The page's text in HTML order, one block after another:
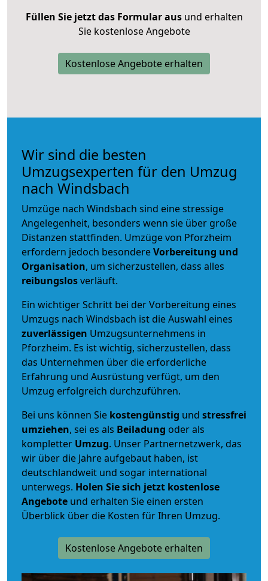
Füllen Sie jetzt das Formular ausund erhalten
Sie kostenlose Angebote
Kostenlose Angebote erhalten
Wir sind die besten
Umzugsexperten für den Umzug
nach Windsbach
Umzüge nach Windsbach sind eine stressige
Angelegenheit, besonders wenn sie über große
Distanzen stattfinden. Umzüge von Pforzheim
erfordern jedoch besondereVorbereitung und
Organisation, um sicherzustellen, dass alles
reibungslosverläuft.
Ein wichtiger Schritt bei der Vorbereitung eines
Umzugs nach Windsbach ist die Auswahl eines
zuverlässigen Umzugsunternehmens in
Pforzheim. Es ist wichtig, sicherzustellen, dass
das Unternehmen über die erforderliche
Erfahrung und Ausrüstung verfügt, um den
Umzug erfolgreich durchzuführen.
Bei uns können Sie kostengünstig und stressfrei
umziehen, sei es als Beiladung oder als
kompletter Umzug. Unser Partnernetzwerk, das
wir über die Jahre aufgebaut haben, ist
deutschlandweit und sogar international
unterwegs. Holen Sie sich jetzt kostenlose
Angebote und erhalten Sie einen ersten
Überblick über die Kosten für Ihren Umzug.
Kostenlose Angebote erhalten